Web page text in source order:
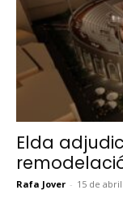
Elda
Rafa Jover - 15 de